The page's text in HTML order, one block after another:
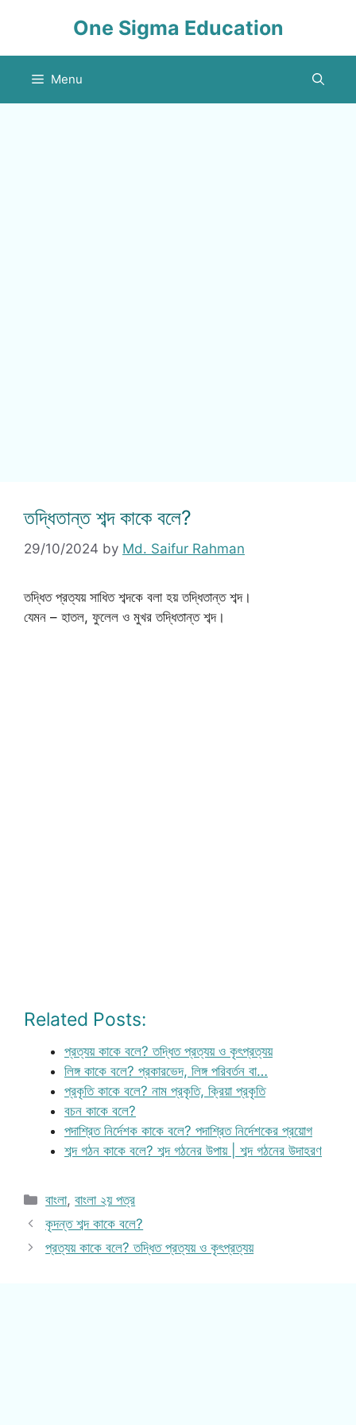
One Sigma Education
Menu
তদ্ধিতান্ত শব্দ কাকে বলে?
29/10/2024 by Md. Saifur Rahman
তদ্ধিত প্রত্যয় সাধিত শব্দকে বলা হয় তদ্ধিতান্ত শব্দ।
যেমন – হাতল, ফুলেল ও মুখর তদ্ধিতান্ত শব্দ।
Related Posts:
প্রত্যয় কাকে বলে? তদ্ধিত প্রত্যয় ও কৃৎপ্রত্যয়
লিঙ্গ কাকে বলে? প্রকারভেদ, লিঙ্গ পরিবর্তন বা…
প্রকৃতি কাকে বলে? নাম প্রকৃতি, ক্রিয়া প্রকৃতি
বচন কাকে বলে?
পদাশ্রিত নির্দেশক কাকে বলে? পদাশ্রিত নির্দেশকের প্রয়োগ
শব্দ গঠন কাকে বলে? শব্দ গঠনের উপায় | শব্দ গঠনের উদাহরণ
Categories
বাংলা,বাংলা ২য় পত্র
কৃদন্ত শব্দ কাকে বলে?
প্রত্যয় কাকে বলে? তদ্ধিত প্রত্যয় ও কৃৎপ্রত্যয়